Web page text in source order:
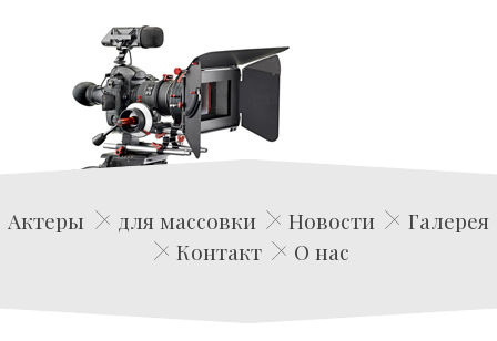
Edwin Film Agencja Aktorska
Актеры для массовки Новости
Галерея
Контакт
О нас